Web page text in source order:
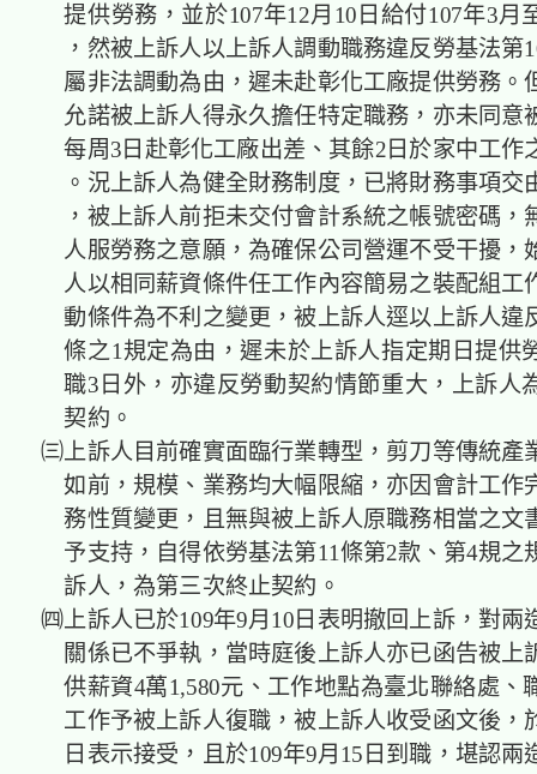
提供勞務，並於107年12月10日給付107年3月
，然被上訴人以上訴人調動職務違反勞基法第
屬非法調動為由，遲未赴彰化工廠提供勞務。
允諾被上訴人得永久擔任特定職務，亦未同意
每周3日赴彰化工廠出差、其餘2日於家中工作
。況上訴人為健全財務制度，已將財務事項交
，被上訴人前拒未交付會計系統之帳號密碼，
人服勞務之意願，為確保公司營運不受干擾，
人以相同薪資條件任工作內容簡易之裝配組工
動條件為不利之變更，被上訴人逕以上訴人違
條之1規定為由，遲未於上訴人指定期日提供
職3日外，亦違反勞動契約情節重大，上訴人
契約。
㈢上訴人目前確實面臨行業轉型，剪刀等傳統產
如前，規模、業務均大幅限縮，亦因會計工作
務性質變更，且無與被上訴人原職務相當之文
予支持，自得依勞基法第11條第2款、第4規之
訴人，為第三次終止契約。
㈣上訴人已於109年9月10日表明撤回上訴，對兩
關係已不爭執，當時庭後上訴人亦已函告被上
供薪資4萬1,580元、工作地點為臺北聯絡處、
工作予被上訴人復職，被上訴人收受函文後，
日表示接受，且於109年9月15日到職，堪認兩